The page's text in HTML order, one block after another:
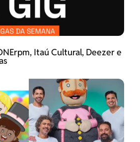
Itaú Cultural, Deezer e